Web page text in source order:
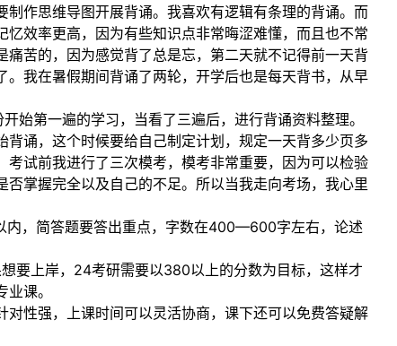
作思维导图开展背诵。我喜欢有逻辑有条理的背诵。而
效率更高，因为有些知识点非常晦涩难懂，而且也不常
苦的，因为感觉背了总是忘，第二天就不记得前一天背
我在暑假期间背诵了两轮，开学后也是每天背书，从早
始第一遍的学习，当看了三遍后，进行背诵资料整理。
诵，这个时候要给自己制定计划，规定一天背多少页多
试前我进行了三次模考，模考非常重要，因为可以检验
掌握完全以及自己的不足。所以当我走向考场，我心里
内，简答题要答出重点，字数在400—600字左右，论述
要上岸，24考研需要以380以上的分数为目标，这样才
课。
性强，上课时间可以灵活协商，课下还可以免费答疑解